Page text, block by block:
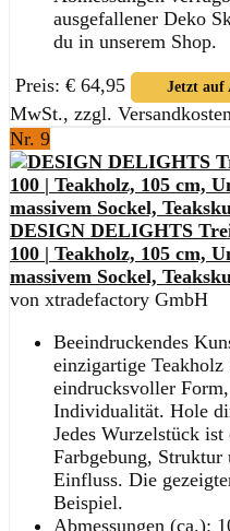
ausgefallener Deko
du in unserem Shop.
Preis: € 64,95 Jetzt auf
MwSt., zzgl.
Nr. 9
DESIGN DELIGHTS
100 | Teakholz, 105 cm,
massivem Sockel,
von xtradefactory GmbH
Beeindruckendes
einzigartige
eindrucksvoller
Individualität. Hole
Jedes Wurzelstück
Farbgebung,
Einfluss. Die
Beispiel.
Abmessungen (ca.):